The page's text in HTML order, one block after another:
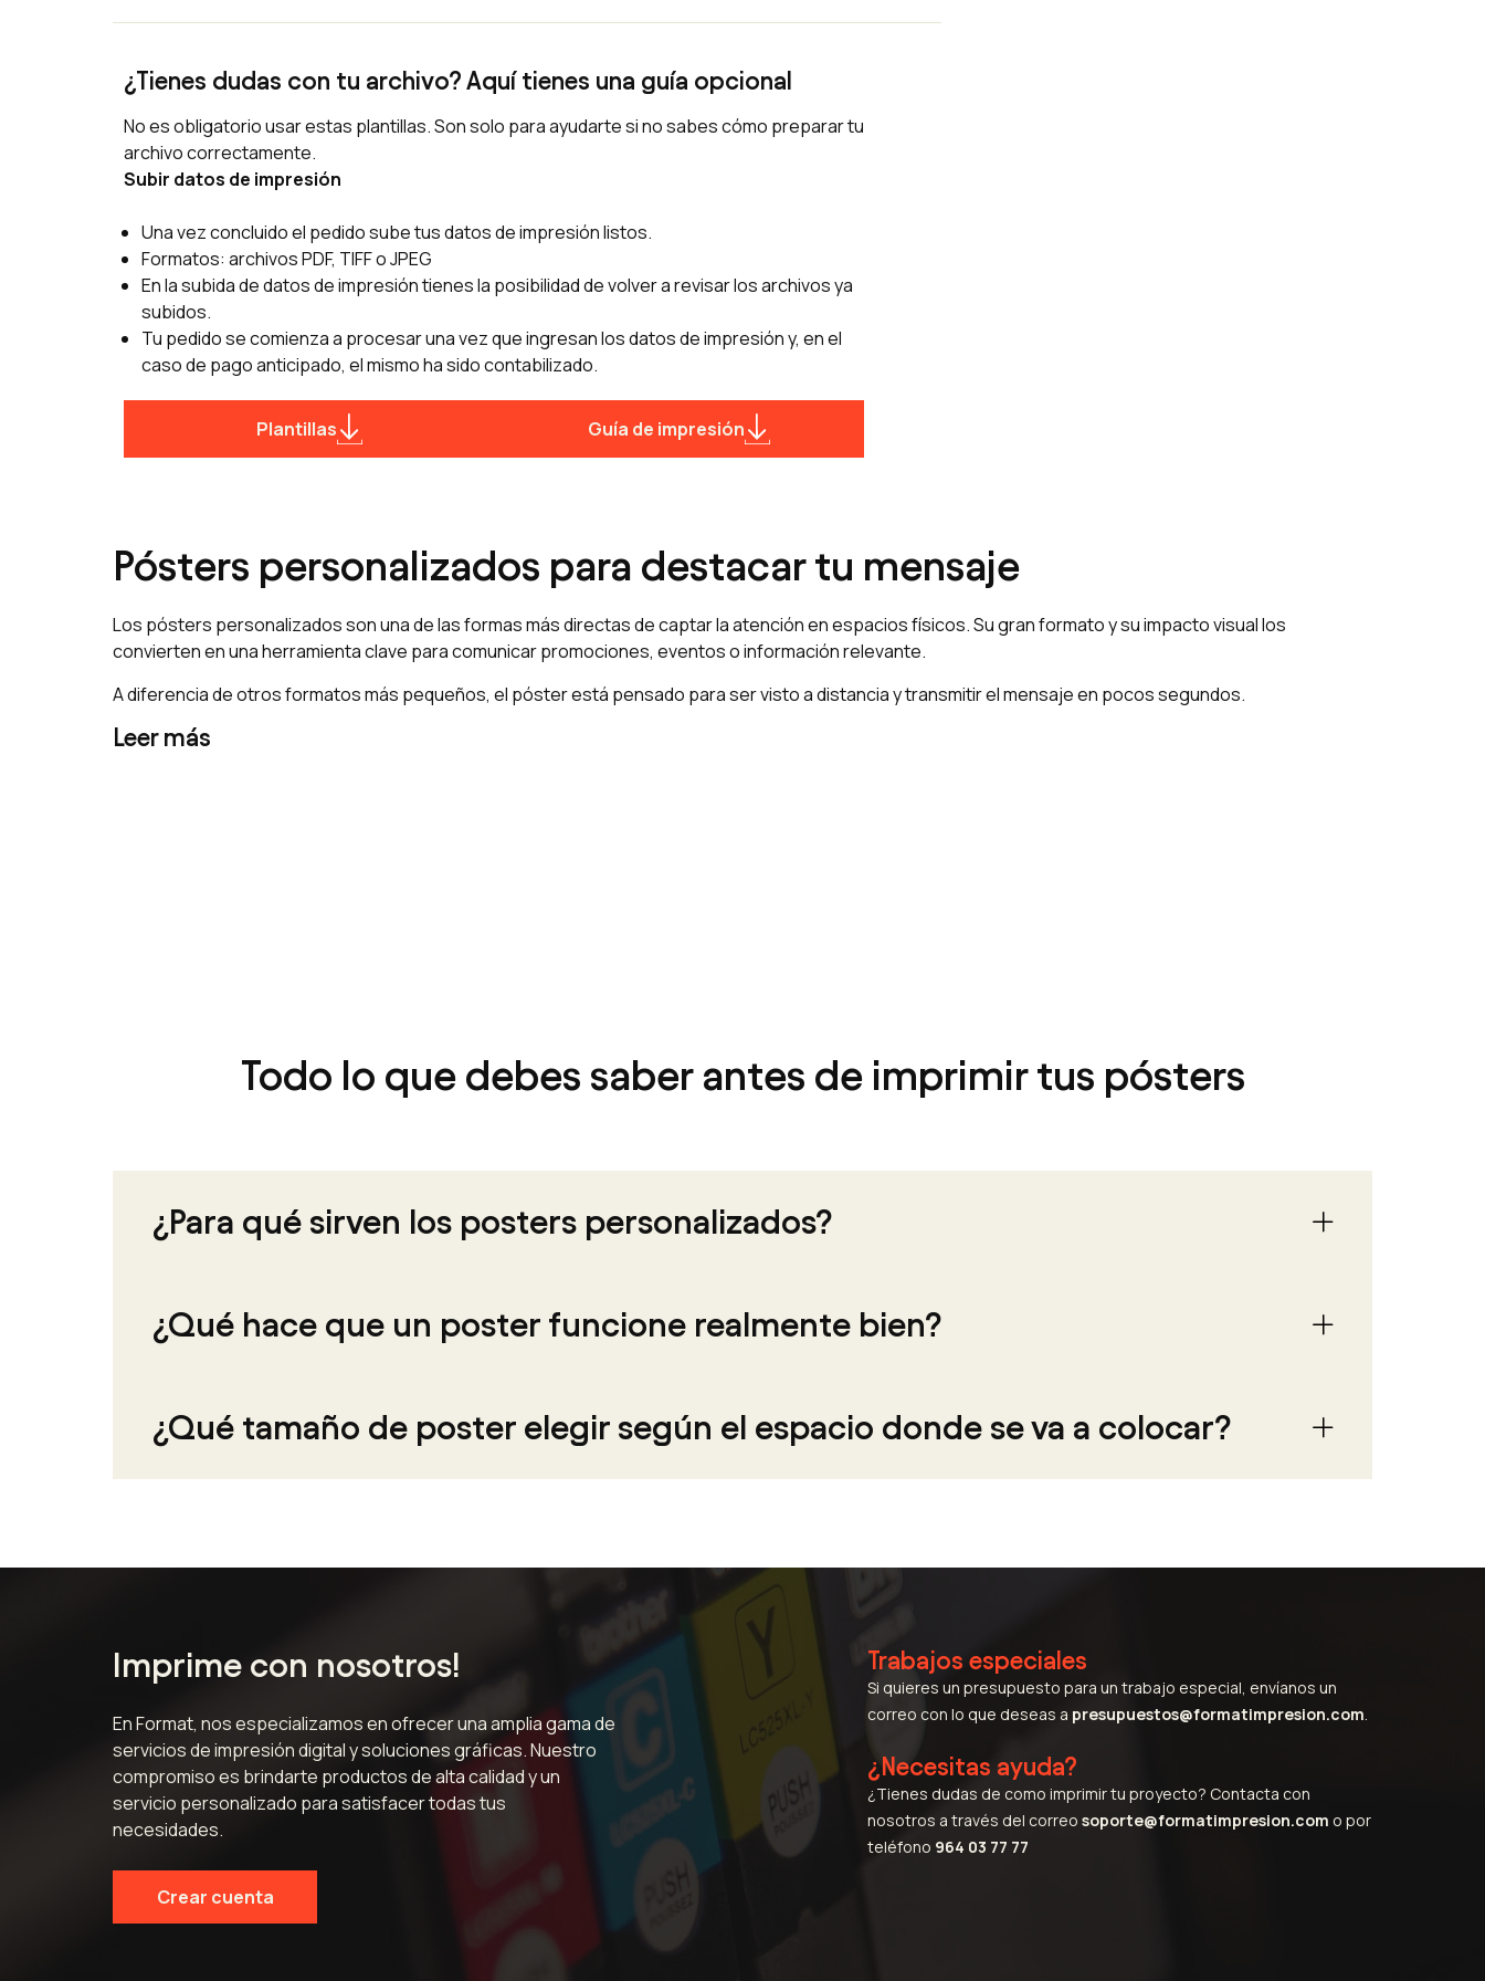
¿Tienes dudas con tu archivo? Aquí tienes una guía opcional
No es obligatorio usar estas plantillas. Son solo para ayudarte si no sabes cómo preparar tu
archivo correctamente.
Subir datos de impresión
Una vez concluido el pedido sube tus datos de impresión listos.
Formatos: archivos PDF, TIFF o JPEG
En la subida de datos de impresión tienes la posibilidad de volver a revisar los archivos ya
subidos.
Tu pedido se comienza a procesar una vez que ingresan los datos de impresión y, en el
caso de pago anticipado, el mismo ha sido contabilizado.
Plantillas Guía de impresión
Pósters personalizados para destacar tu mensaje
Los pósters personalizados son una de las formas más directas de captar la atención en espacios físicos. Su gran formato y su impacto visual los
convierten en una herramienta clave para comunicar promociones, eventos o información relevante.
A diferencia de otros formatos más pequeños, el póster está pensado para ser visto a distancia y transmitir el mensaje en pocos segundos.
Leer más
Todo lo que debes saber antes de imprimir tus pósters
¿Para qué sirven los posters personalizados?
¿Qué hace que un poster funcione realmente bien?
¿Qué tamaño de poster elegir según el espacio donde se va a colocar?
Imprime con nosotros!
En Format, nos especializamos en ofrecer una amplia gama de
servicios de impresión digital y soluciones gráficas. Nuestro
compromiso es brindarte productos de alta calidad y un
servicio personalizado para satisfacer todas tus
necesidades.
Crear cuenta
Trabajos especiales
Si quieres un presupuesto para un trabajo especial, envíanos un
correo con lo que deseas a presupuestos@formatimpresion.com
¿Necesitas ayuda?
¿Tienes dudas de como imprimir tu proyecto? Contacta con
nosotros a través del correo soporte@formatimpresion.com o por
teléfono 964 03 77 77